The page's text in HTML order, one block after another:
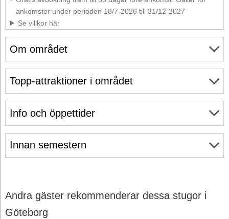
Om området
Info och öppettider
Innan semestern
ankomster under perioden 18/7-2026 till 31/12-2027
Se villkor här
Topp-attraktioner i området
Andra gäster rekommenderar dessa stugor i
Göteborg